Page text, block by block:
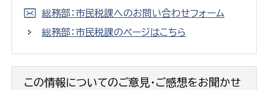
総務部：市民税課へのお問い合わせフォーム
総務部：市民税課のページはこちら
この情報についてのご意見・ご感想をお聞かせ